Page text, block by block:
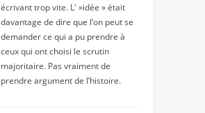
écrivant trop vite. L' »idée » était
davantage de dire que l’on peut se
demander ce qui a pu prendre à
ceux qui ont choisi le scrutin
majoritaire. Pas vraiment de
prendre argument de l’histoire.